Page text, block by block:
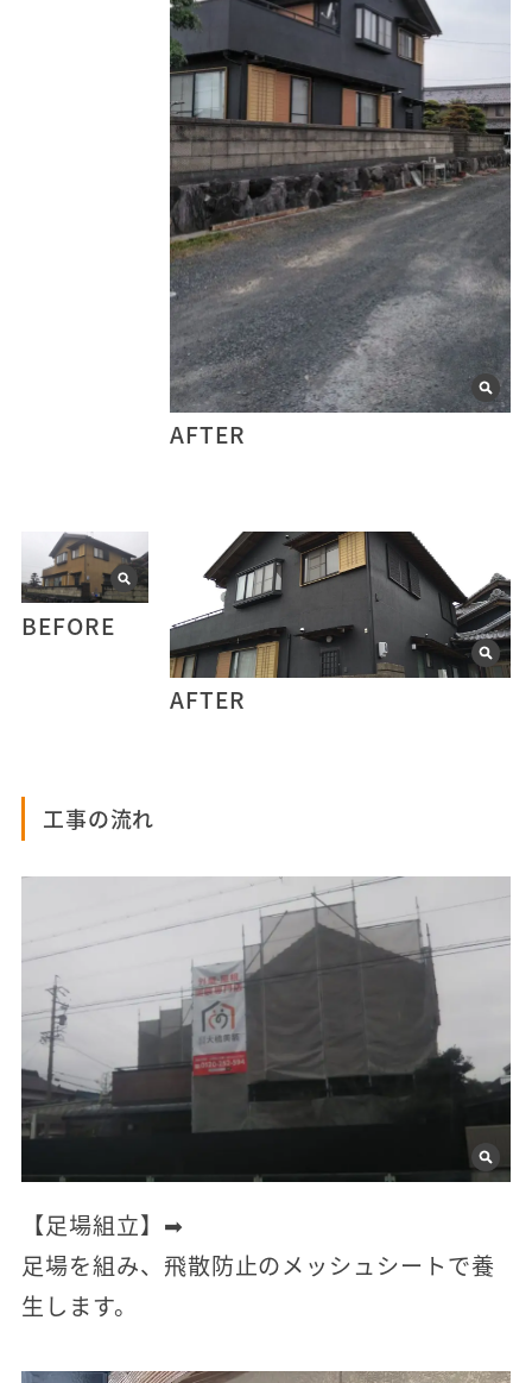
AFTER
BEFORE
AFTER
工事の流れ
【足場組立】➡
足場を組み、飛散防止のメッシュシートで養
生します。